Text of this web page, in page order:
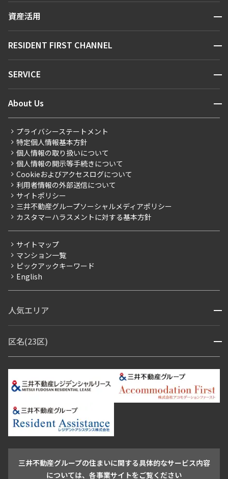
新着情報から探す
新着募集情報
こだわりから探す
こだわり一覧
プレミアムマンション
新築
当社限定（港区・渋谷区）
当社限定（港区・渋谷区以外）
三井不動産企画
賃料改定
フリーレント
ペット可
ブランドマンション
お問い合わせ
資産活用 開閉
お問い合わせ
RESIDENT FIRST CHANNEL 開閉
マンションレポート
住まいのコラム
SERVICE 開閉
会員ページ
ご入居・提携サービス
お部屋探しからご契約まで
よくあるご質問
社宅紹介
【仲介会社様向け】当社仲介事業部取り扱い物件入居申込
About Us 開閉
会社情報
事業案内
採用情報
ニュースリリース
お問い合わせ
プライバシーステートメント
特定個人情報基本方針
個人情報の取り扱いについて
個人情報の開示等手続きについて
Cookieおよびアクセスログについて
利用者情報の外部送信について
サイトポリシー
三井不動産グループソーシャルメディアポリシー
カスタマーハラスメントに対する基本方針
サイトマップ
マンション一覧
ピックアックキーワード
English
人気エリア 開閉
青山・表参道・原宿
市ヶ谷・神楽坂・飯田橋
三田・芝・浜松町
芝浦・汐留・品川
月島・勝どき・豊洲
本郷・春日・小石川
目白・高田馬場・早稲田
中野・荻窪
池尻大橋・三軒茶屋
祐天寺・学芸大学・自由が丘
駒沢・用賀・二子玉川
成城・砧
青山 渋谷 東京・大手町 新宿 品川
目黒・中目黒
区名(23区) 開閉
江東区 台東区 墨田区
中野区
豊島区
杉並区 板橋区 練馬区 荒川区
足立区
葛飾区
江戸川区
三井不動産グループの住まいに関する具体的なサービス内容
については、各事業サイトをご覧ください